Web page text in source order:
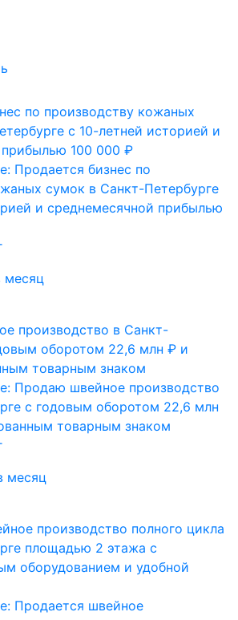
Продается бизнес по
сумок в Санкт-Петербурге
и среднемесячной прибылью
месяц
Продаю швейное производство
с годовым оборотом 22,6 млн
товарным знаком
месяц
Продается швейное